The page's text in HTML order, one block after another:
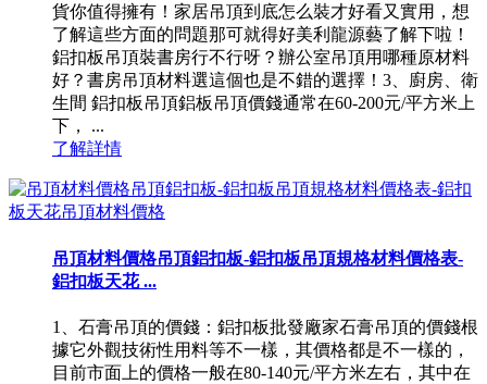
貨你值得擁有！家居吊頂到底怎么裝才好看又實用，想
了解這些方面的問題那可就得好美利龍源藝了解下啦！
鋁扣板吊頂裝書房行不行呀？辦公室吊頂用哪種原材料
好？書房吊頂材料選這個也是不錯的選擇！3、廚房、衛
生間 鋁扣板吊頂鋁板吊頂價錢通常在60-200元/平方米上
下， ...
了解詳情
吊頂材料價格吊頂鋁扣板-鋁扣板吊頂規格材料價格表-
鋁扣板天花 ...
1、石膏吊頂的價錢：鋁扣板批發廠家石膏吊頂的價錢根
據它外觀技術性用料等不一樣，其價格都是不一樣的，
目前市面上的價格一般在80-140元/平方米左右，其中在